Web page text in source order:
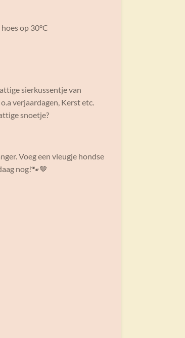
op 30°C
sierkussentje van
verjaardagen, Kerst etc.
snoetje?
Voeg een vleugje hondse
nog!🐾🤎